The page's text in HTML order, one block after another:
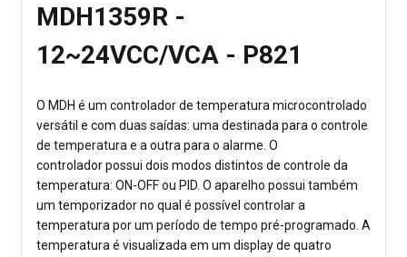
MDH1359R -
12~24VCC/VCA - P821
O MDH é um controlador de temperatura microcontrolado
versátil e com duas saídas: uma destinada para o controle
de temperatura e a outra para o alarme. O
controlador possui dois modos distintos de controle da
temperatura: ON-OFF ou PID. O aparelho possui também
um temporizador no qual é possível controlar a
temperatura por um período de tempo pré-programado. A
temperatura é visualizada em um display de quatro